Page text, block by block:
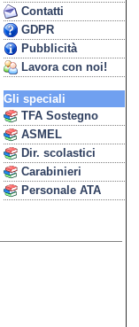
Contatti
GDPR
Pubblicità
Lavora con noi!
Gli speciali
TFA Sostegno
ASMEL
Dir. scolastici
Carabinieri
Personale ATA